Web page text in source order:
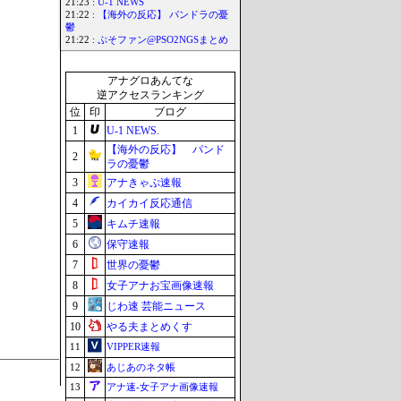
21:23 : U-1 NEWS
21:22 :
【海外の反応】 パンドラの憂
鬱
21:22 : ぷそファン@PSO2NGSまとめ
アナグロあんてな
逆アクセスランキング
位
印
ブログ
1
U-1 NEWS.
2
【海外の反応】 パンド
ラの憂鬱
3
アナきゃぷ速報
4
カイカイ反応通信
5
キムチ速報
6
保守速報
7
世界の憂鬱
8
女子アナお宝画像速報
9
じわ速 芸能ニュース
10
やる夫まとめくす
11
VIPPER速報
12
あじあのネタ帳
13
アナ速‐女子アナ画像速報